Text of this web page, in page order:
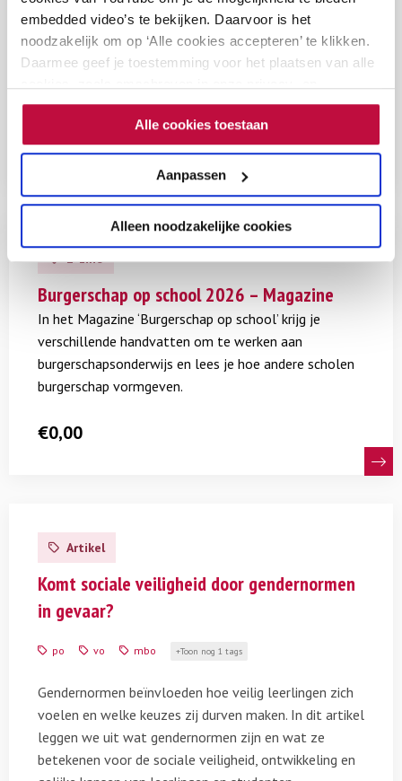
embedded video’s te bekijken. Daarvoor is het
noodzakelijk om op ‘Alle cookies accepteren’ te klikken.
Daarmee geef je toestemming voor het plaatsen van alle
cookieverklaring. Als je niet alle cookies accepteert, dan
kun je geen video's bekijken.Alle cookies toestaan
Aanpassen
Alleen noodzakelijke cookies
grensoverschrijdend
gedrag
po vo go Toon nog 2 tags
Deze explainer geeft vijf tips om zorgvuldig te
reageren wanneer er sprake is van seksueel
grensoverschrijdend gedrag op school of wanneer je
daar een vermoeden van hebt.
meer
Burgerschap
Magazine
E-zine
Burgerschap op school 2026 – Magazine
In het Magazine ‘Burgerschap op school’ krijg je
verschillende handvatten om te werken aan
burgerschapsonderwijs en lees je hoe andere scholen
burgerschap vormgeven.
€0,00
meer
Komt
sociale
veiligheid
Artikel
Komt sociale veiligheid door gendernormen
in gevaar?
po vo mbo Toon nog 1 tags
Gendernormen beïnvloeden hoe veilig leerlingen zich
voelen en welke keuzes zij durven maken. In dit artikel
leggen we uit wat gendernormen zijn en wat ze
betekenen voor de sociale veiligheid, ontwikkeling en